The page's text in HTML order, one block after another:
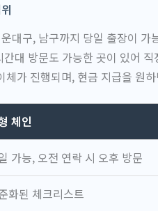
대구, 남구까지 당일 출장이
대 방문도 가능한 곳이 있어
체가 진행되며, 현금 지급을 원
체인
가능, 오전 연락 시 오후 방문
화된 체크리스트